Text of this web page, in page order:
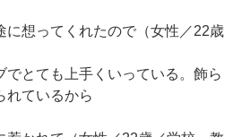
に想ってくれたので（女性／22歳
とても上手くいっている。飾ら
れているから